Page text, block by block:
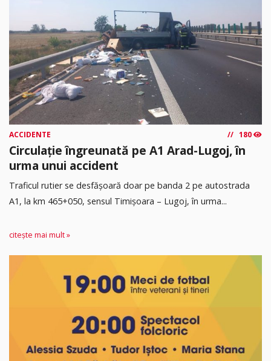
ACCIDENTE 180
Circulație îngreunată pe A1 Arad-Lugoj, în
urma unui accident
Traficul rutier se desfășoară doar pe banda 2 pe autostrada
A1, la km 465+050, sensul Timişoara – Lugoj, în urma...
citește mai mult »